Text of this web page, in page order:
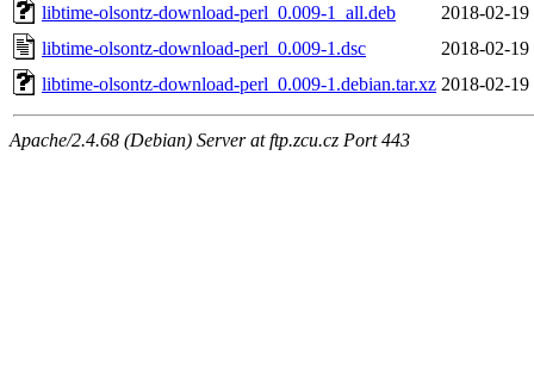
libtime-olsontz-download-perl_0.009-1_all.deb
2018-02-19
libtime-olsontz-download-perl_0.009-1.dsc
2018-02-19
libtime-olsontz-download-perl_0.009-1.debian.tar.xz 2018-02-19
Apache/2.4.68 (Debian) Server at ftp.zcu.cz Port 443